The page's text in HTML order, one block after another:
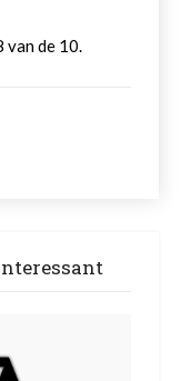
van de 10.